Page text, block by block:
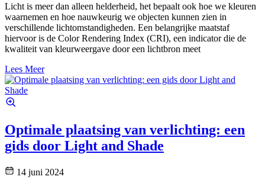
Licht is meer dan alleen helderheid, het bepaalt ook hoe we kleuren
waarnemen en hoe nauwkeurig we objecten kunnen zien in
verschillende lichtomstandigheden. Een belangrijke maatstaf
hiervoor is de Color Rendering Index (CRI), een indicator die de
kwaliteit van kleurweergave door een lichtbron meet
Lees Meer
Optimale plaatsing van verlichting: een
gids door Light and Shade
14 juni 2024